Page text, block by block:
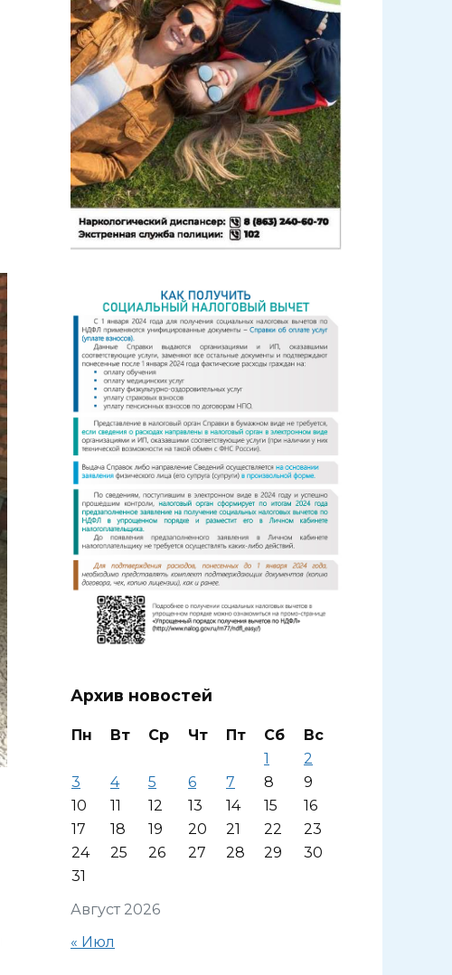
Архив новостей
Август 2026
Пн Вт Ср Чт Пт Сб
Вс
1
2
3
4 5 6 7 8
9
10
11 12 13 14 15
16
17
18 19 20 21 22
23
24
25 26 27 28 29
30
31
« Июл